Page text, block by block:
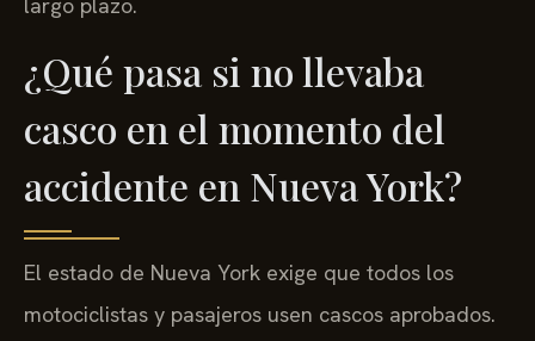
¿Qué pasa si no llevaba
casco en el momento del
accidente en Nueva York?
El estado de Nueva York exige que todos los
motociclistas y pasajeros usen cascos aprobados.